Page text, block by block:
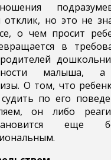
но это не
о чем просит
в
малыша,
О том, что
по его
он либо
еще